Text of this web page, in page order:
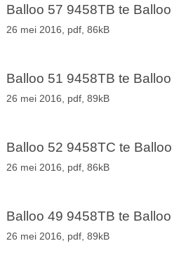
Balloo 57 9458TB te Balloo
26 mei 2016, pdf, 86kB
Balloo 51 9458TB te Balloo
26 mei 2016, pdf, 89kB
Balloo 52 9458TC te Balloo
26 mei 2016, pdf, 86kB
Balloo 49 9458TB te Balloo
26 mei 2016, pdf, 89kB